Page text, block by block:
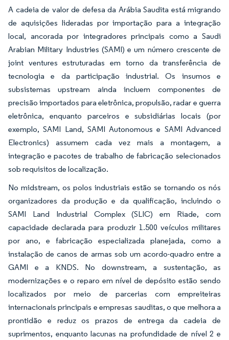
A cadeia de valor de defesa da Arábia Saudita está migrando
de aquisições lideradas por importação para a integração
local, ancorada por integradores principais como a Saudi
Arabian Military Industries (SAMI) e um número crescente de
joint ventures estruturadas em torno da transferência de
tecnologia e da participação industrial. Os insumos e
subsistemas upstream ainda incluem componentes de
precisão importados para eletrônica, propulsão, radar e guerra
eletrônica, enquanto parceiros e subsidiárias locais (por
exemplo, SAMI Land, SAMI Autonomous e SAMI Advanced
Electronics) assumem cada vez mais a montagem, a
integração e pacotes de trabalho de fabricação selecionados
sob requisitos de localização.
No midstream, os polos industriais estão se tornando os nós
organizadores da produção e da qualificação, incluindo o
SAMI Land Industrial Complex (SLIC) em Riade, com
capacidade declarada para produzir 1.500 veículos militares
por ano, e fabricação especializada planejada, como a
instalação de canos de armas sob um acordo-quadro entre a
GAMI e a KNDS. No downstream, a sustentação, as
modernizações e o reparo em nível de depósito estão sendo
localizados por meio de parcerias com empreiteiras
internacionais principais e empresas sauditas, o que melhora a
prontidão e reduz os prazos de entrega da cadeia de
suprimentos, enquanto lacunas na profundidade de nível 2 e